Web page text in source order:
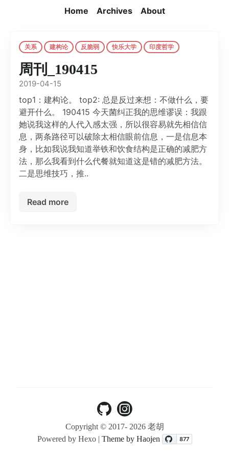
Home Archives About
关系 建构论 反脆弱 快乐大学 印度哲学
周刊_190415
2019-04-15
top1：建构论。 top2: 总是反过来想：不做什么，要
避开什么。 190415 今天菌纠正我的思维谬误：我跟
她说我这样的人代入感太强，所以很容易就先相信信
息，两条路径可以破除太相信眼前信息，一是信息本
身，比如我说我知道举铁和饮食结构是正确的减肥方
法，那么我看到什么代餐就知道这是错的减肥方法。
二是思维技巧，推..
Read more
Copyright © 2017-2026 老胡
Powered by Hexo | Theme by Haojen